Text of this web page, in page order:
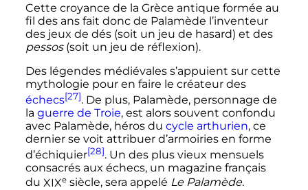
Cette croyance de la Grèce antique formée au
fil des ans fait donc de Palamède l’inventeur
des jeux de dés (soit un jeu de hasard) et des
pessos(soit un jeu de réflexion).
Des légendes médiévales s’appuient sur cette
mythologie pour en faire le créateur des
échecs[27]. De plus, Palamède, personnage de
la guerre de Troie, est alors souvent confondu
avec Palamède, héros du cycle arthurien, ce
dernier se voit attribuer d’armoiries en forme
d’échiquier[28]. Un des plus vieux mensuels
consacrés aux échecs, un magazine français
du XIXe siècle, sera appelé Le Palamède.